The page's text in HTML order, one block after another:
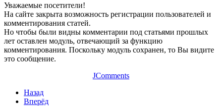
Уважаемые посетители!
На сайте закрыта возможность регистрации пользователей и
комментирования статей.
Но чтобы были видны комментарии под статьями прошлых
лет оставлен модуль, отвечающий за функцию
комментирования. Поскольку модуль сохранен, то Вы видите
это сообщение.
JComments
Назад
Вперёд